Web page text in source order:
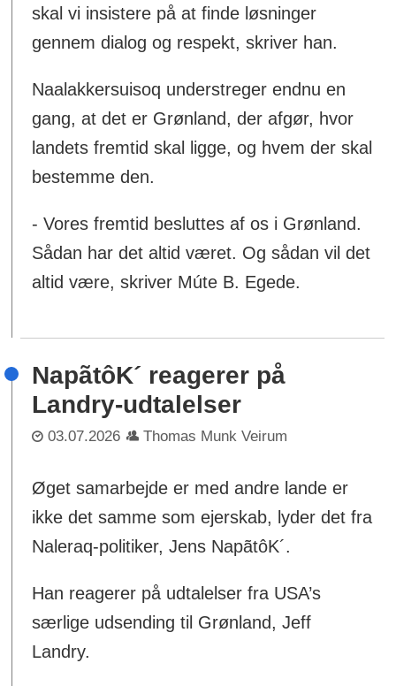
skal vi insistere på at finde løsninger
gennem dialog og respekt, skriver han.
Naalakkersuisoq understreger endnu en
gang, at det er Grønland, der afgør, hvor
landets fremtid skal ligge, og hvem der skal
bestemme den.
- Vores fremtid besluttes af os i Grønland.
Sådan har det altid været. Og sådan vil det
altid være, skriver Múte B. Egede.
NapãtôK´ reagerer på
Landry-udtalelser
03.07.2026 Thomas Munk Veirum
Øget samarbejde er med andre lande er
ikke det samme som ejerskab, lyder det fra
Naleraq-politiker, Jens NapãtôK´.
Han reagerer på udtalelser fra USA’s
særlige udsending til Grønland, Jeff
Landry.